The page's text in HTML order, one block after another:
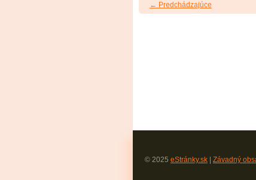
← Predchádzajúce
© 2025 eStránky.sk | Závadný